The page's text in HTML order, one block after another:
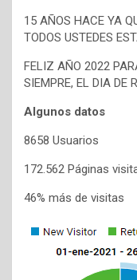
15 AÑOS HACE YA
TODOS USTEDES
FELIZ AÑO 2022
SIEMPRE, EL DIA DE
Algunos datos
8658 Usuarios
172.562 Páginas
46% más de visitas